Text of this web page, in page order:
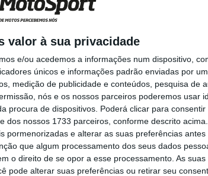
valor à sua privacidade
e/ou acedemos a informações num dispositivo,
únicos e informações padrão enviadas por
medição de publicidade e conteúdos, pesquisa de
nós e os nossos parceiros poderemos usar
procura de dispositivos. Poderá clicar para consentir
dos nossos 1733 parceiros, conforme descrito
pormenorizadas e alterar as suas preferências
que algum processamento dos seus dados
o direito de se opor a esse processamento. As
pode alterar suas preferências ou retirar seu